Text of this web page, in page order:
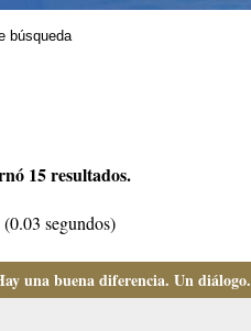
búsqueda
15 resultados.
segundos)
una buena diferencia. Un diálogo.